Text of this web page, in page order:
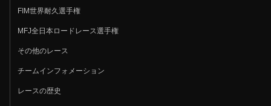
FIM世界耐久選手権
MFJ全日本ロードレース選手権
その他のレース
チームインフォメーション
レースの歴史